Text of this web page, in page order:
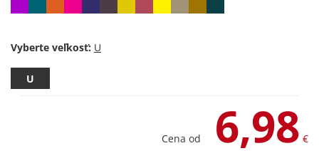
Vyberte veľkosť:
U
Cena od 6,98 €